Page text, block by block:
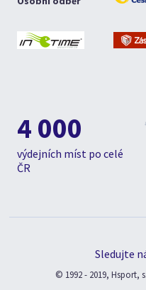
4 000
výdejních míst po celé
ČR
Sledujte
© 1992 - 2019, Hsport,